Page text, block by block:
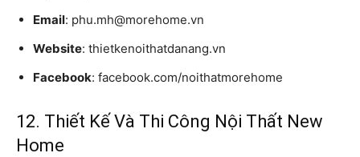
Email: phu.mh@morehome.vn
Website: thietkenoithatdanang.vn
Facebook: facebook.com/noithatmorehome
12. Thiết Kế Và Thi Công Nội Thất New
Home